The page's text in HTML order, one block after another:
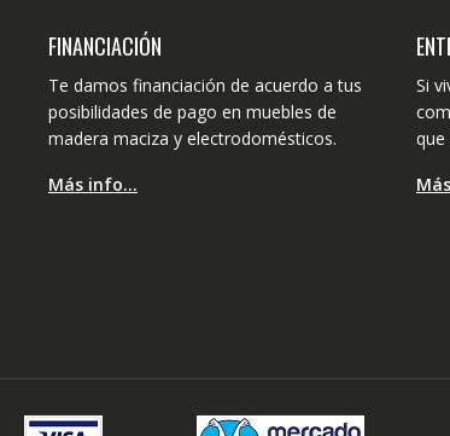
FINANCIACIÓN
Te damos financiación de acuerdo a tus
posibilidades de pago en muebles de
madera maciza y electrodomésticos.
Más info…
Si
que